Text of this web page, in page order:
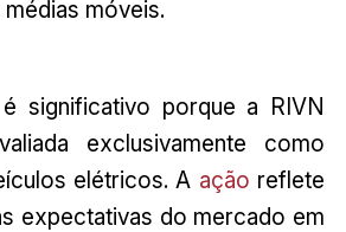
móveis.
significativo porque a RIVN
exclusivamente como
elétricos. A ação reflete
expectativas do mercado em